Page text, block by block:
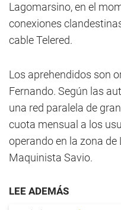
Lagomarsino, en el
conexiones
cable Telered.
Los aprehendidos son
Fernando. Según las
una red paralela de
cuota mensual a los
operando en la zona
Maquinista Savio.
LEE ADEMÁS